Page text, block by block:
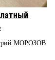
МОРОЗОВ